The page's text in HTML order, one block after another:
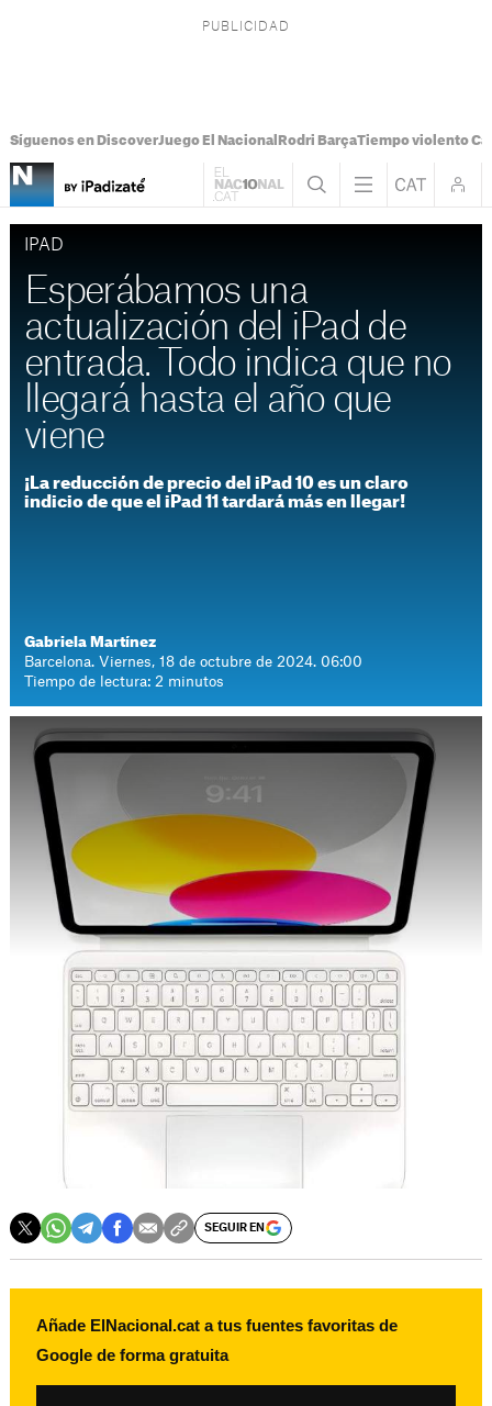
Síguenos en DiscoverJuego El Nacional Rodri BarçaTiempo violento
IPAD
Esperábamos una
actualización del iPad de
entrada. Todo indica que no
llegará hasta el año que
viene
¡La reducción de precio del iPad 10 es un claro
indicio de que el iPad 11 tardará más en llegar!
Gabriela Martínez
Barcelona. Viernes, 18 de octubre de 2024. 06:00
Tiempo de lectura: 2 minutos
SEGUIR EN
Añade ElNacional.cat a tus fuentes favoritas de
Google de forma gratuita